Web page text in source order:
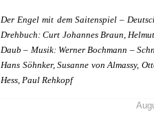
Der Engel mit dem Saitenspiel –
Drehbuch: Curt Johannes Braun,
Daub – Musik: Werner Bochmann –
Hans Söhnker, Susanne von Almassy,
Hess, Paul Rehkopf